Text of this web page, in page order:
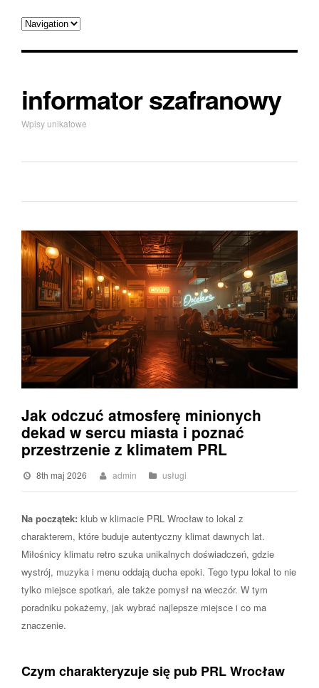
informator szafranowy
Wpisy unikatowe
Jak odczuć atmosferę minionych
dekad w sercu miasta i poznać
przestrzenie z klimatem PRL
8th maj 2026 admin usługi
Na początek: klub w klimacie PRL Wrocław to lokal z
charakterem, które buduje autentyczny klimat dawnych lat.
Miłośnicy klimatu retro szuka unikalnych doświadczeń, gdzie
wystrój, muzyka i menu oddają ducha epoki. Tego typu lokal to nie
tylko miejsce spotkań, ale także pomysł na wieczór. W tym
poradniku pokażemy, jak wybrać najlepsze miejsce i co ma
znaczenie.
Czym charakteryzuje się pub PRL Wrocław